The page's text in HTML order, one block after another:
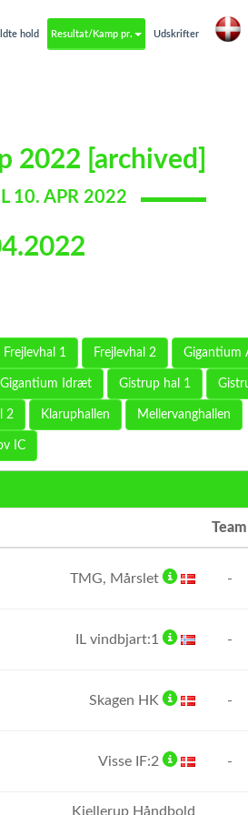
hold Resultat/Kamp pr. Udskrifter
2022 [archived]
10. APR 2022
Frejlevhal 1 Frejlevhal 2 Gigantium
Gigantium Idræt Gistrup hal 1
2 Klaruphallen Mellervanghallen
IC
Team
TMG, Mårslet -
IL vindbjart:1 -
Skagen HK -
Visse IF:2 -
Kjellerup Håndbold